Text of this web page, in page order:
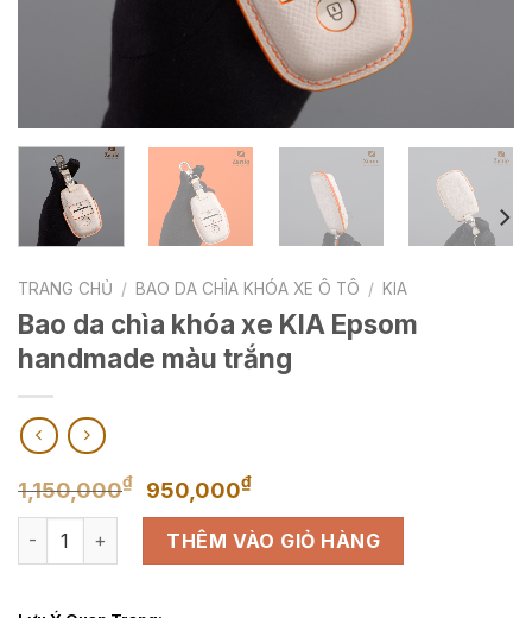
TRANG CHỦ / BAO DA CHÌA KHÓA XE Ô TÔ / KIA
Bao da chìa khóa xe KIA Epsom
handmade màu trắng
1,150,000₫
Giá
gốc
là:
1,150,000₫.
950,000₫Giá
hiện
tại
là:
Bao da chìa khóa xe KIA Epsom handmade màu trắng số
THÊM VÀO GIỎ HÀNG